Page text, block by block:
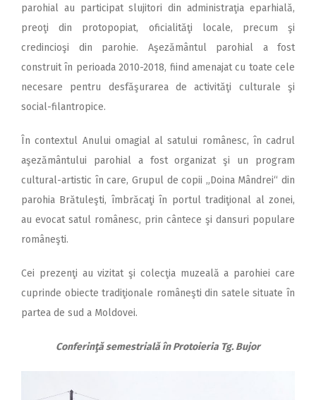
parohial au participat slujitori din administraţia eparhială,
preoţi din protopopiat, oficialităţi locale, precum şi
credincioşi din parohie. Aşezământul parohial a fost
construit în perioada 2010-2018, fiind amenajat cu toate cele
necesare pentru desfăşurarea de activităţi culturale şi
social-filantropice.
În contextul Anului omagial al satului românesc, în cadrul
aşezământului parohial a fost organizat şi un program
cultural-artistic în care, Grupul de copii „Doina Mândrei“ din
parohia Brătuleşti, îmbrăcaţi în portul tradiţional al zonei,
au evocat satul românesc, prin cântece şi dansuri populare
româneşti.
Cei prezenţi au vizitat şi colecţia muzeală a parohiei care
cuprinde obiecte tradiţionale româneşti din satele situate în
partea de sud a Moldovei.
Conferinţă semestrială în Protoieria Tg. Bujor